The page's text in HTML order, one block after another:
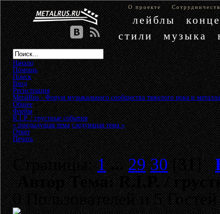
О проекте
лейблы
стили
музыка
Начало
Помощь
Поиск
Вход
Регистрация
MetalRus - Форум музыкального сообщества тяжелого рока и металла
Общее»
Флейм»
R.I.P. / грустные события
« предыдущая тема следующая тема »
Ответ
Печать
Страницы:1 ...29 30[31]
АвторТема: R.I.P. /
0 Пользователей и 5